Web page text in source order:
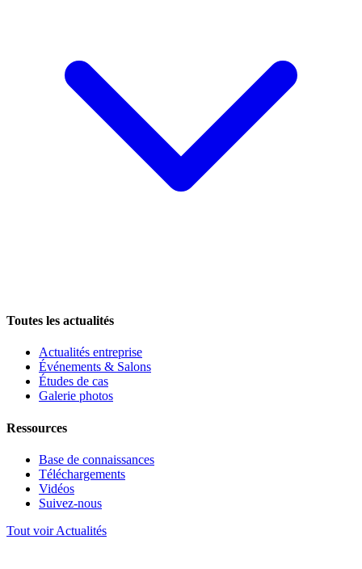
Toutes les actualités
Actualités entreprise
Événements & Salons
Études de cas
Galerie photos
Ressources
Base de connaissances
Téléchargements
Vidéos
Suivez-nous
Tout voir Actualités